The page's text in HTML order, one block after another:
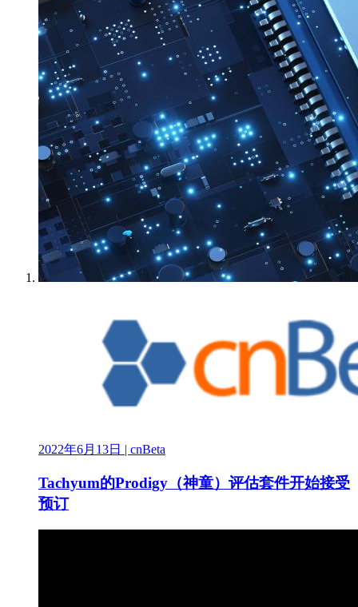
2022年6月13日 | cnBeta
Tachyum的Prodigy（神童）评估套件开始接受
预订